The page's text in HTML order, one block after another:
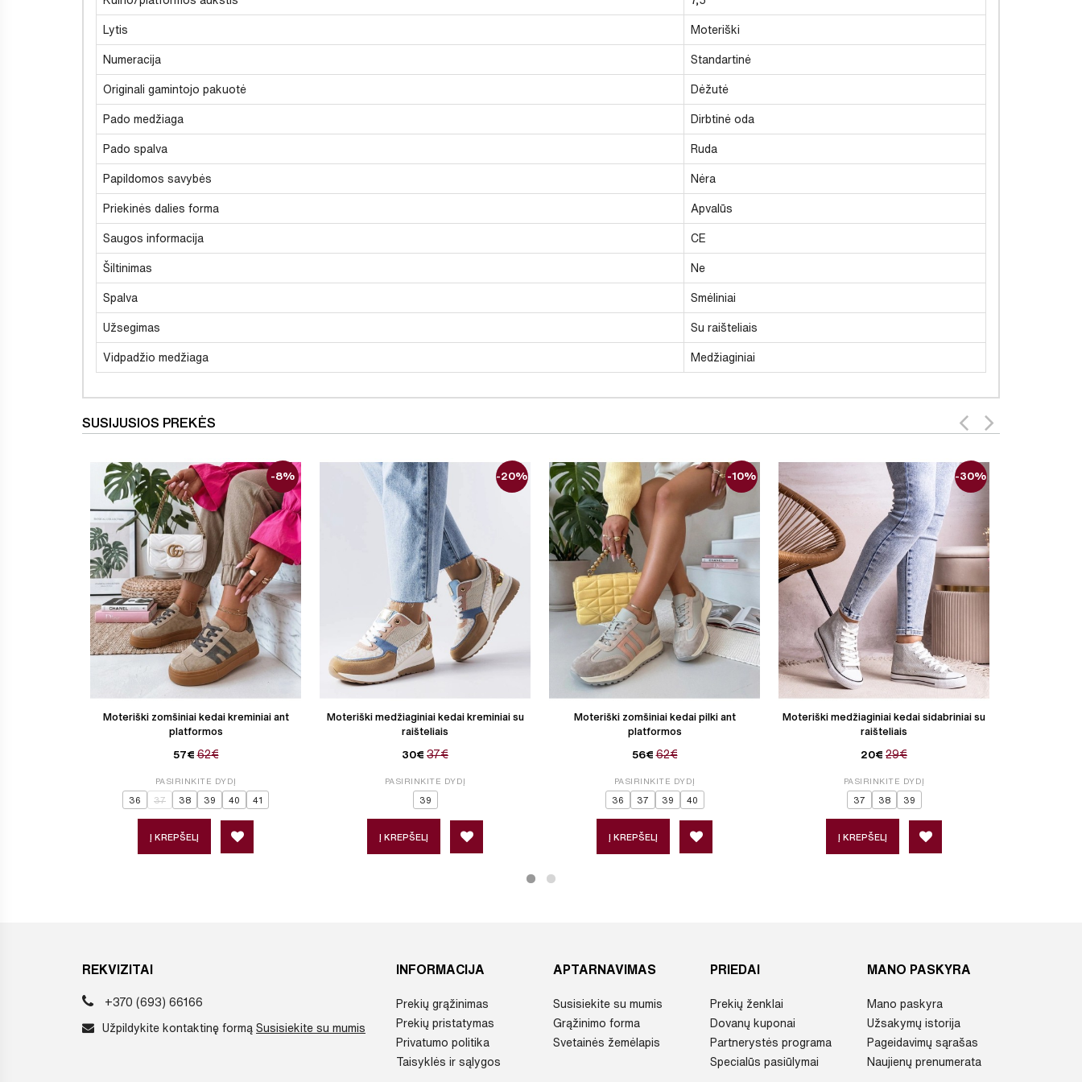
Lytis Moteriški
Numeracija Standartinė
Originali gamintojo pakuotė Dėžutė
Pado medžiaga Dirbtinė oda
Pado spalva Ruda
Papildomos savybės Nėra
Priekinės dalies forma Apvalūs
Saugos informacija CE
Šiltinimas Ne
Spalva Smėliniai
Užsegimas Su raišteliais
Vidpadžio medžiaga Medžiaginiai
SUSIJUSIOS PREKĖS
Moteriški zomšiniai kedai kreminiai ant
platformos
57€ 62€
-8%
PASIRINKITE DYDĮ
36 37 38 39 40 41
Į KREPŠELĮ
Moteriški medžiaginiai kedai kreminiai su
raišteliais
30€ 37€
-20%
PASIRINKITE DYDĮ
39
Į KREPŠELĮ
Moteriški zomšiniai kedai pilki ant
platformos
56€ 62€
-10%
PASIRINKITE DYDĮ
36 37 39 40
Į KREPŠELĮ
Moteriški medžiaginiai kedai sidabriniai su
raišteliais
20€ 29€
-30%
PASIRINKITE DYDĮ
37 38 39
Į KREPŠELĮ
REKVIZITAI
+370 (693) 66166
Užpildykite kontaktinę formą Susisiekite su mumis
INFORMACIJA
Prekių grąžinimas
Prekių pristatymas
Privatumo politika
Taisyklės ir sąlygos
APTARNAVIMAS
Susisiekite su mumis
Grąžinimo forma
Svetainės žemėlapis
PRIEDAI
Prekių ženklai
Dovanų kuponai
Partnerystės programa
Specialūs pasiūlymai
MANO PASKYRA
Mano paskyra
Užsakymų istorija
Pageidavimų sąrašas
Naujienų prenumerata